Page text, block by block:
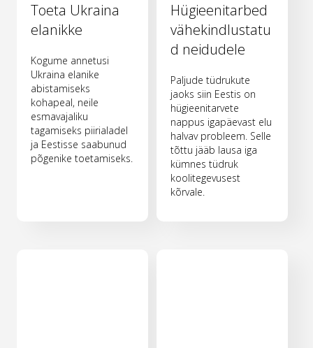
Toeta Ukraina
elanikke
Kogume annetusi
Ukraina elanike
abistamiseks
kohapeal, neile
esmavajaliku
tagamiseks piirialadel
ja Eestisse saabunud
põgenike toetamiseks.
Hügieenitarbed
vähekindlustatu
d neidudele
Paljude tüdrukute
jaoks siin Eestis on
hügieenitarvete
nappus igapäevast elu
halvav probleem. Selle
tõttu jääb lausa iga
kümnes tüdruk
koolitegevusest
kõrvale.